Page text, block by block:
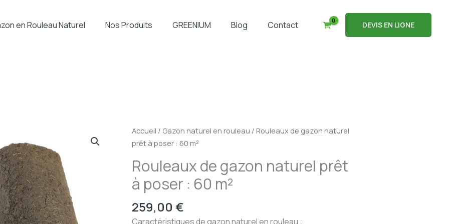
en Rouleau Naturel Nos Produits GREENIUM Blog Contact DEVIS EN LIGNE
Accueil / Gazon naturel en rouleau / Rouleaux de gazon naturel
prêt à poser : 60 m²
Rouleaux de gazon naturel prêt
à poser : 60 m²
259,00 €
Caractéristiques de gazon naturel en rouleau :